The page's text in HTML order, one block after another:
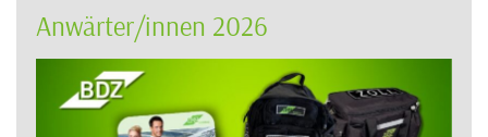
Anwärter/innen 2026